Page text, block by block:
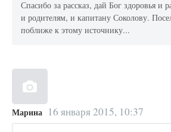
Спасибо за рассказ, дай Бог здоровья и
и родителям, и капитану Соколову.
поближе к этому источнику...
Марина 16 января 2015, 10:37